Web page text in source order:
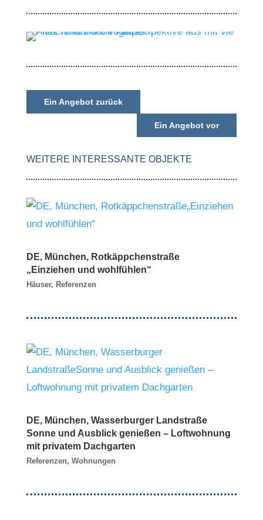
Ein Angebot zurück
Ein Angebot vor
WEITERE INTERESSANTE OBJEKTE
DE, München, Rotkäppchenstraße
„Einziehen und wohlfühlen“
Häuser, Referenzen
DE, München, Wasserburger Landstraße
Sonne und Ausblick genießen – Loftwohnung
mit privatem Dachgarten
Referenzen, Wohnungen